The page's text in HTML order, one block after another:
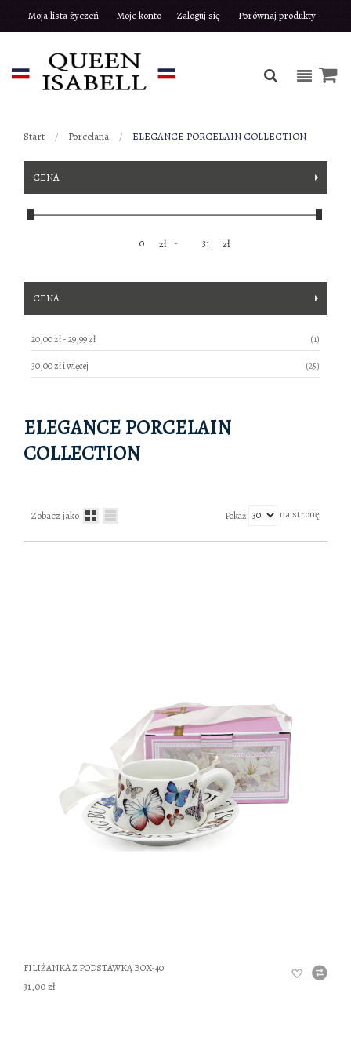
Moja lista życzeń Moje konto Zaloguj się Porównaj produkty
Start Porcelana ELEGANCE PORCELAIN COLLECTION
CENA
zł - zł
CENA
20,00 zł-29,99 zł 1produkt
30,00 złi więcej 25produkty
ELEGANCE PORCELAIN
COLLECTION
Zobacz jako Pokaż na stronę
FILIŻANKA Z PODSTAWKĄ BOX-40
31,00 zł